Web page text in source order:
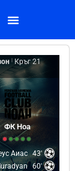
Кръг 21
ФК Ноа
Аиас 43'
60'